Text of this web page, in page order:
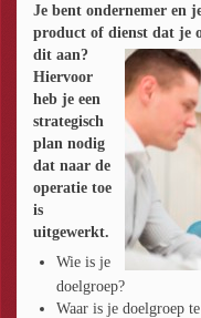
Je bent ondernemer en
product of dienst dat je
dit aan?
Hiervoor
heb je een
strategisch
plan nodig
dat naar de
operatie toe
is
uitgewerkt.
Wie is je
doelgroep?
Waar is je doelgroep